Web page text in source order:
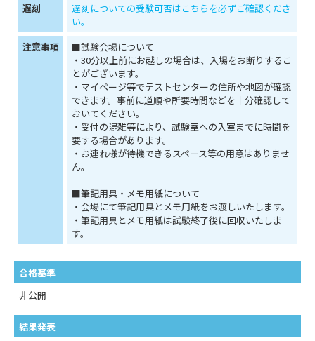
遅刻
遅刻についての受験可否はこちらを必ずご確認くださ
い。
注意事項
■試験会場について
・30分以上前にお越しの場合は、入場をお断りするこ
とがございます。
・マイページ等でテストセンターの住所や地図が確認
できます。事前に道順や所要時間などを十分確認して
おいてください。
・受付の混雑等により、試験室への入室までに時間を
要する場合があります。
・お連れ様が待機できるスペース等の用意はありませ
ん。
■筆記用具・メモ用紙について
・会場にて筆記用具とメモ用紙をお渡しいたします。
・筆記用具とメモ用紙は試験終了後に回収いたしま
す。
合格基準
非公開
結果発表